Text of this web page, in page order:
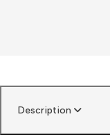
Description